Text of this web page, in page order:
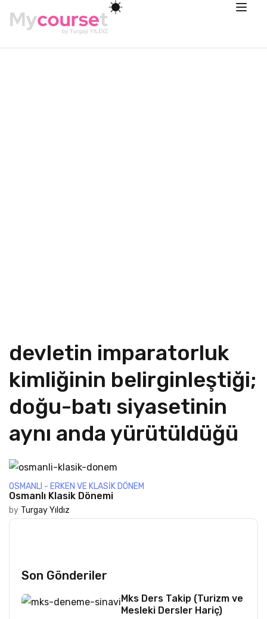
devletin imparatorluk
kimliğinin belirginleştiği;
doğu-batı siyasetinin
aynı anda yürütüldüğü
OSMANLI - ERKEN VE KLASIK DÖNEM
Osmanlı Klasik Dönemi
by Turgay Yıldız
Son Gönderiler
Mks Ders Takip (Turizm ve
Mesleki Dersler Hariç)